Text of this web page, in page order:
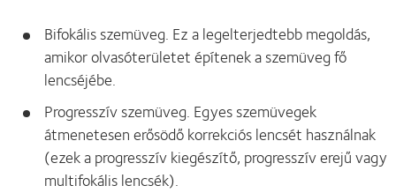
Bifokális szemüveg. Ez a legelterjedtebb megoldás,
amikor olvasóterületet építenek a szemüveg fő
lencséjébe.
Progresszív szemüveg. Egyes szemüvegek
átmenetesen erősödő korrekciós lencsét használnak
(ezek a progresszív kiegészítő, progresszív erejű vagy
multifokális lencsék).